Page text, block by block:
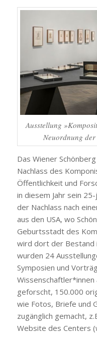
Ausstellung
Neuordnung
Das Wiener
Nachlass des
Öffentlichkeit und
in diesem Jahr sein
der Nachlass nach
aus den USA, wo
Geburtsstadt des
wird dort der Bestand
wurden 24
Symposien und
Wissenschaftler*innen
geforscht, 150.000
wie Fotos, Briefe und
zugänglich gemacht,
Website des Centers